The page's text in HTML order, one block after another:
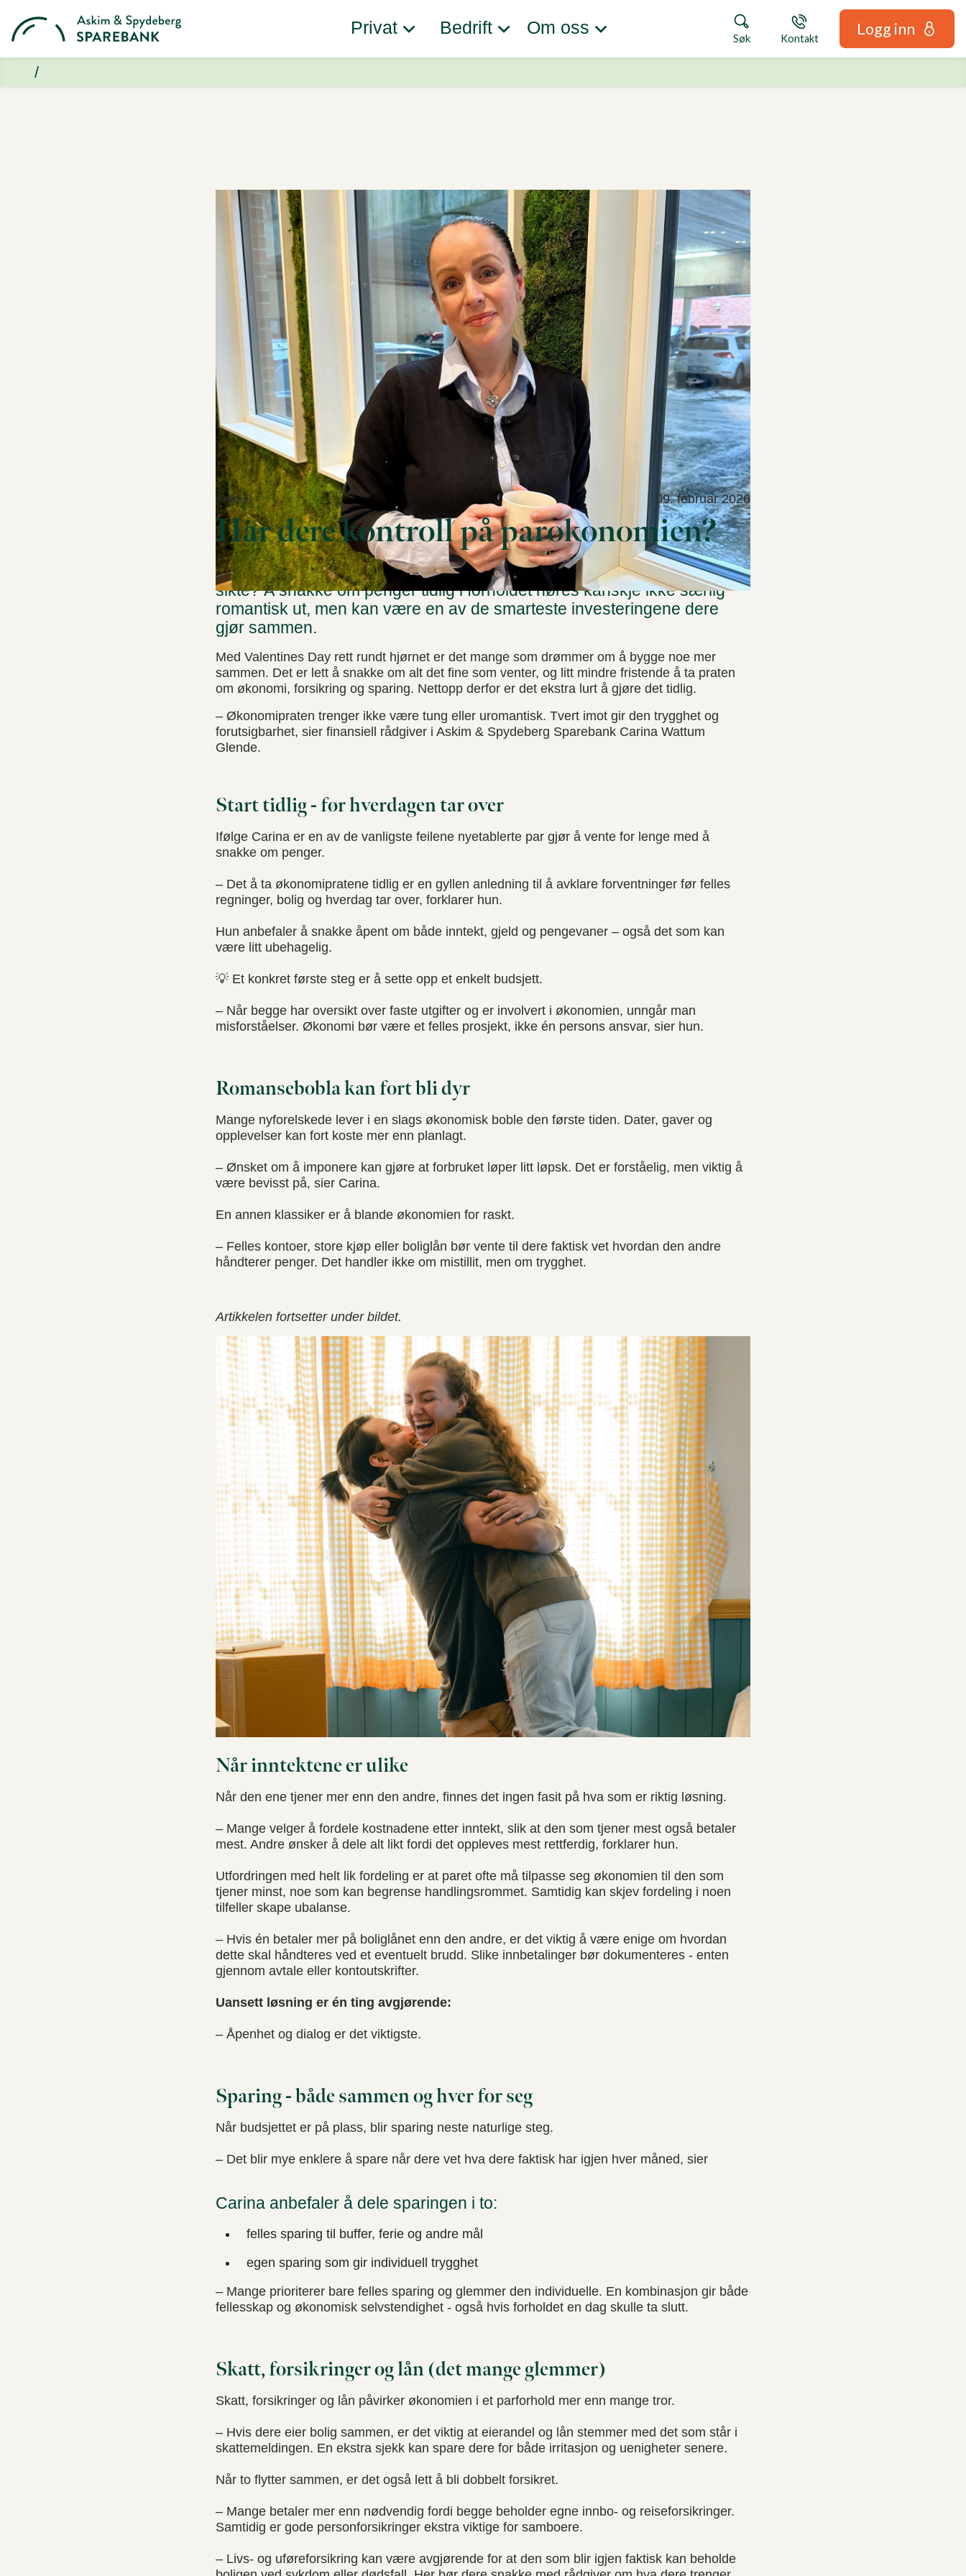
Privat Bedrift Om oss
Søk Kontakt
Logg inn
Artikkel
Har dere kontroll på parøkonomien?
09. februar 2026
Nyforelsket, sommerfugler i magen - og kanskje en første felles bolig i
sikte? Å snakke om penger tidlig i forholdet høres kanskje ikke særlig
romantisk ut, men kan være en av de smarteste investeringene dere
gjør sammen.
Med Valentines Day rett rundt hjørnet er det mange som drømmer om å bygge noe mer
sammen. Det er lett å snakke om alt det fine som venter, og litt mindre fristende å ta praten
om økonomi, forsikring og sparing. Nettopp derfor er det ekstra lurt å gjøre det tidlig.
– Økonomipraten trenger ikke være tung eller uromantisk. Tvert imot gir den trygghet og
forutsigbarhet, sier finansiell rådgiver i Askim & Spydeberg Sparebank Carina Wattum
Glende.
Start tidlig - før hverdagen tar over
Ifølge Carina er en av de vanligste feilene nyetablerte par gjør å vente for lenge med å
snakke om penger.
– Det å ta økonomipratene tidlig er en gyllen anledning til å avklare forventninger før felles
regninger, bolig og hverdag tar over, forklarer hun.
Hun anbefaler å snakke åpent om både inntekt, gjeld og pengevaner – også det som kan
være litt ubehagelig.
💡 Et konkret første steg er å sette opp et enkelt budsjett.
– Når begge har oversikt over faste utgifter og er involvert i økonomien, unngår man
misforståelser. Økonomi bør være et felles prosjekt, ikke én persons ansvar, sier hun.
Romansebobla kan fort bli dyr
Mange nyforelskede lever i en slags økonomisk boble den første tiden. Dater, gaver og
opplevelser kan fort koste mer enn planlagt.
– Ønsket om å imponere kan gjøre at forbruket løper litt løpsk. Det er forståelig, men viktig å
være bevisst på, sier Carina.
En annen klassiker er å blande økonomien for raskt.
– Felles kontoer, store kjøp eller boliglån bør vente til dere faktisk vet hvordan den andre
håndterer penger. Det handler ikke om mistillit, men om trygghet.
Artikkelen fortsetter under bildet.
Når inntektene er ulike
Når den ene tjener mer enn den andre, finnes det ingen fasit på hva som er riktig løsning.
– Mange velger å fordele kostnadene etter inntekt, slik at den som tjener mest også betaler
mest. Andre ønsker å dele alt likt fordi det oppleves mest rettferdig, forklarer hun.
Utfordringen med helt lik fordeling er at paret ofte må tilpasse seg økonomien til den som
tjener minst, noe som kan begrense handlingsrommet. Samtidig kan skjev fordeling i noen
tilfeller skape ubalanse.
– Hvis én betaler mer på boliglånet enn den andre, er det viktig å være enige om hvordan
dette skal håndteres ved et eventuelt brudd. Slike innbetalinger bør dokumenteres - enten
gjennom avtale eller kontoutskrifter.
Uansett løsning er én ting avgjørende:
– Åpenhet og dialog er det viktigste.
Sparing - både sammen og hver for seg
Når budsjettet er på plass, blir sparing neste naturlige steg.
– Det blir mye enklere å spare når dere vet hva dere faktisk har igjen hver måned, sier
Carina anbefaler å dele sparingen i to:
felles sparing til buffer, ferie og andre mål
egen sparing som gir individuell trygghet
– Mange prioriterer bare felles sparing og glemmer den individuelle. En kombinasjon gir både
fellesskap og økonomisk selvstendighet - også hvis forholdet en dag skulle ta slutt.
Skatt, forsikringer og lån (det mange glemmer)
Skatt, forsikringer og lån påvirker økonomien i et parforhold mer enn mange tror.
– Hvis dere eier bolig sammen, er det viktig at eierandel og lån stemmer med det som står i
skattemeldingen. En ekstra sjekk kan spare dere for både irritasjon og uenigheter senere.
Når to flytter sammen, er det også lett å bli dobbelt forsikret.
– Mange betaler mer enn nødvendig fordi begge beholder egne innbo- og reiseforsikringer.
Samtidig er gode personforsikringer ekstra viktige for samboere.
– Livs- og uføreforsikring kan være avgjørende for at den som blir igjen faktisk kan beholde